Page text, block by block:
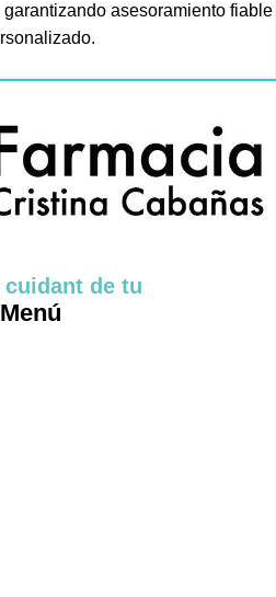
asesoramiento fiable
cuidant de tu
Menú